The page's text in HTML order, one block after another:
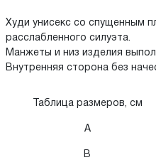
Худи унисекс со спущенным
расслабленного силуэта.
Манжеты и низ изделия
Внутренняя сторона без
Таблица размеров, см
A
B